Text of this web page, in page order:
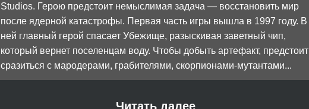
Studios. Герою предстоит немыслимая задача — восстановить мир
после ядерной катастрофы. Первая часть игры вышла в 1997 году. В
ней главный герой спасает Убежище, разыскивая заветный чип,
который вернет поселенцам воду. Чтобы добыть артефакт, предстоит
сразиться с мародерами, грабителями, скорпионами-мутантами...
Читать далее